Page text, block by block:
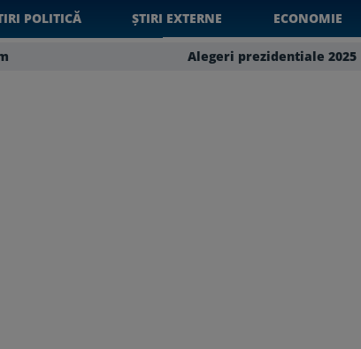
POLITICĂ ȘTIRI EXTERNE ECONOMIE
Alegeri prezidentiale 2025